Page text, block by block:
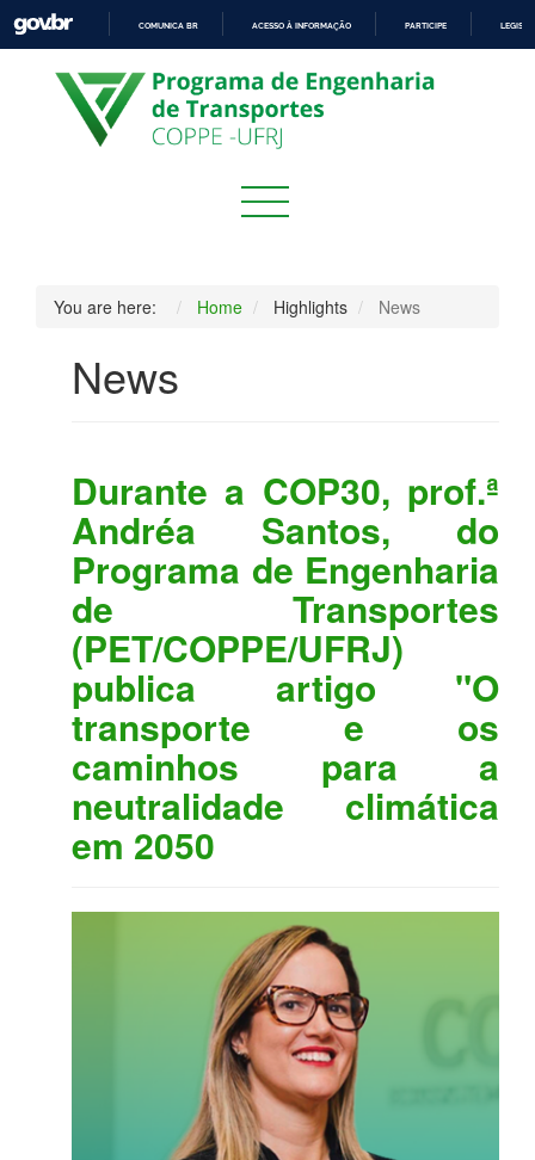
PARA
O
CONTEÚDO
COMUNICA BR ACESSO À INFORMAÇÃO PARTICIPE
You are here: Home Highlights News
News
Durante a COP30, prof.ª
Andréa Santos, do
Programa de Engenharia
de Transportes
(PET/COPPE/UFRJ)
publica artigo "O
transporte e os
caminhos para a
neutralidade climática
em 2050